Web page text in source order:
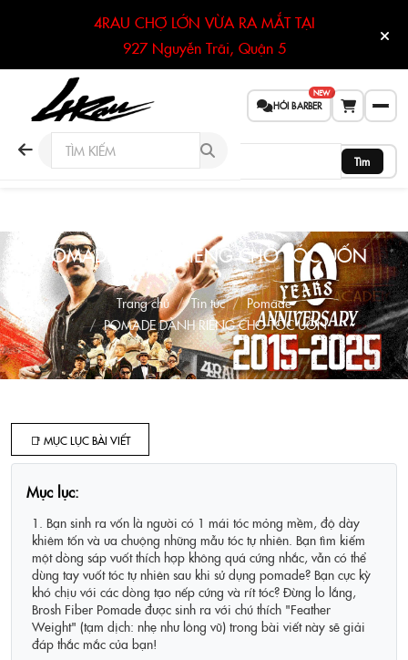
4RAU CHỢ LỚN VỪA RA MẮT TẠI
927 Nguyễn Trãi, Quận 5
HỎI BARBER
NEW
Tìm
POMADE DÀNH RIÊNG CHO TÓC UỐN
Trang chủ Tin tức
Pomade
POMADE DÀNH RIÊNG CHO TÓC UỐN
📑 MỤC LỤC BÀI VIẾT
Mục lục:
1. Bạn sinh ra vốn là người có 1 mái tóc mỏng mềm, độ dày
khiêm tốn và ưa chuộng những mẫu tóc tự nhiên. Bạn tìm kiếm
một dòng sáp vuốt thích hợp không quá cứng nhắc, vẫn có thể
dùng tay vuốt tóc tự nhiên sau khi sử dụng pomade? Bạn cực kỳ
khó chịu với các dòng tạo nếp cứng và rít tóc? Đừng lo lắng,
Brosh Fiber Pomade được sinh ra với chú thích "Feather
Weight" (tạm dịch: nhẹ như lông vũ) trong bài viết này sẽ giải
đáp thắc mắc của bạn!